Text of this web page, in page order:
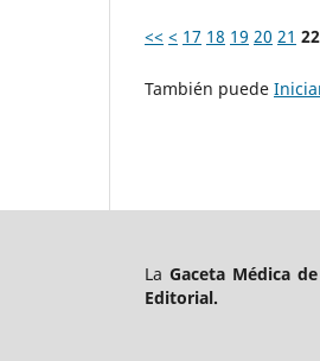
<< < 17 18 19 20 21 22
También puede
LaGaceta Médica
Editorial.